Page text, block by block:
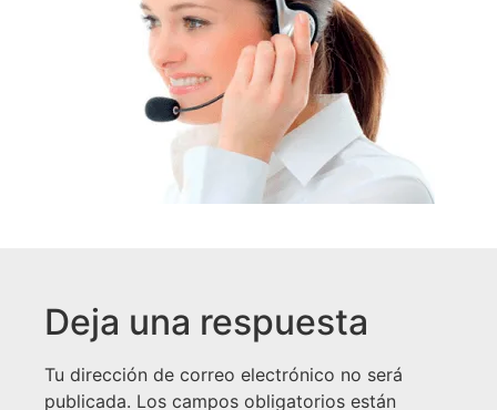
Deja una respuesta
Tu dirección de correo electrónico no será
publicada. Los campos obligatorios están